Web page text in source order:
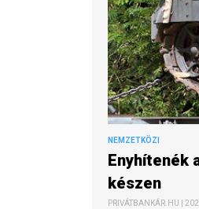
NEMZETKÖZI
Enyhítenék
készen
PRIVÁTBANKÁR.HU |